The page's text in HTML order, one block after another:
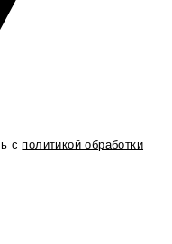
сполитикой обработки